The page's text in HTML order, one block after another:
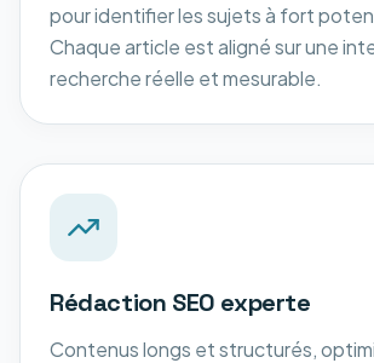
pour identifier les sujets à fort
Chaque article est aligné sur une
recherche réelle et mesurable.
Rédaction SEO experte
Contenus longs et structurés,